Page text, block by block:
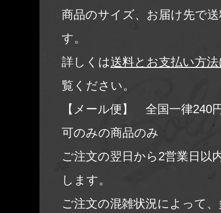
商品のサイズ、お届け先で
す。
詳しくは送料とお支払い方
覧ください。
【メール便】 全国一律240
可のみの商品のみ
ご注文の翌日から2営業日以
します。
ご注文の混雑状況によって